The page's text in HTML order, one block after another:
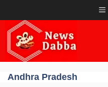
to
content
Andhra Pradesh